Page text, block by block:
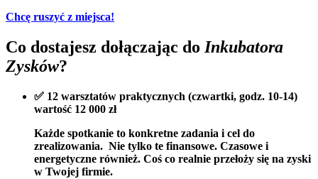
Chcę ruszyć z miejsca!
Co dostajesz dołączając doInkubatora
Zysków?
✅ 12 warsztatów praktycznych (czwartki, godz. 10-14)
wartość 12 000 zł
Każde spotkanie to konkretne zadania i cel do
zrealizowania. Nie tylko te finansowe. Czasowe i
energetyczne również. Coś co realnie przełoży się na zyski
w Twojej firmie.